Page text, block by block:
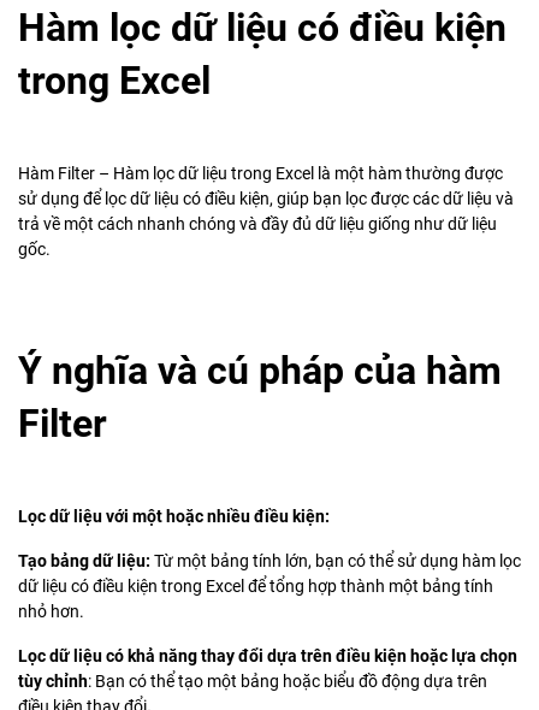
Hàm lọc dữ liệu có điều kiện
trong Excel
Hàm Filter – Hàm lọc dữ liệu trong Excel là một hàm thường được
sử dụng để lọc dữ liệu có điều kiện, giúp bạn lọc được các dữ liệu và
trả về một cách nhanh chóng và đầy đủ dữ liệu giống như dữ liệu
gốc.
Ý nghĩa và cú pháp của hàm
Filter
Lọc dữ liệu với một hoặc nhiều điều kiện:
Tạo bảng dữ liệu: Từ một bảng tính lớn, bạn có thể sử dụng hàm lọc
dữ liệu có điều kiện trong Excel để tổng hợp thành một bảng tính
nhỏ hơn.
Lọc dữ liệu có khả năng thay đổi dựa trên điều kiện hoặc lựa chọn
tùy chỉnh: Bạn có thể tạo một bảng hoặc biểu đồ động dựa trên
điều kiện thay đổi.